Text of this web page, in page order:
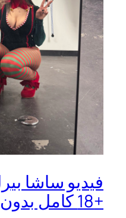
فيديو ساشا
+18 كامل بدون حذف